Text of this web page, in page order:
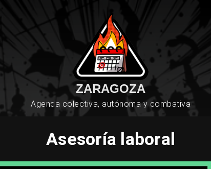
ZARAGOZA
Agenda colectiva, autónoma y combativa
Asesoría laboral